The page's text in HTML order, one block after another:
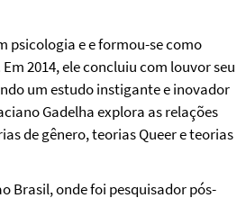
psicologia e e formou-se como
2014, ele concluiu com louvor seu
um estudo instigante e inovador
Gadelha explora as relações
de gênero, teorias Queer e teorias
Brasil, onde foi pesquisador pós-